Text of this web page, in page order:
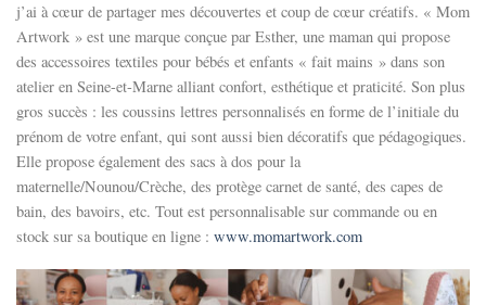
j’ai à cœur de partager mes découvertes et coup de cœur créatifs. « Mom
Artwork » est une marque conçue par Esther, une maman qui propose
des accessoires textiles pour bébés et enfants « fait mains » dans son
atelier en Seine-et-Marne alliant confort, esthétique et praticité. Son plus
gros succès : les coussins lettres personnalisés en forme de l’initiale du
prénom de votre enfant, qui sont aussi bien décoratifs que pédagogiques.
Elle propose également des sacs à dos pour la
maternelle/Nounou/Crèche, des protège carnet de santé, des capes de
bain, des bavoirs, etc. Tout est personnalisable sur commande ou en
stock sur sa boutique en ligne : www.momartwork.com